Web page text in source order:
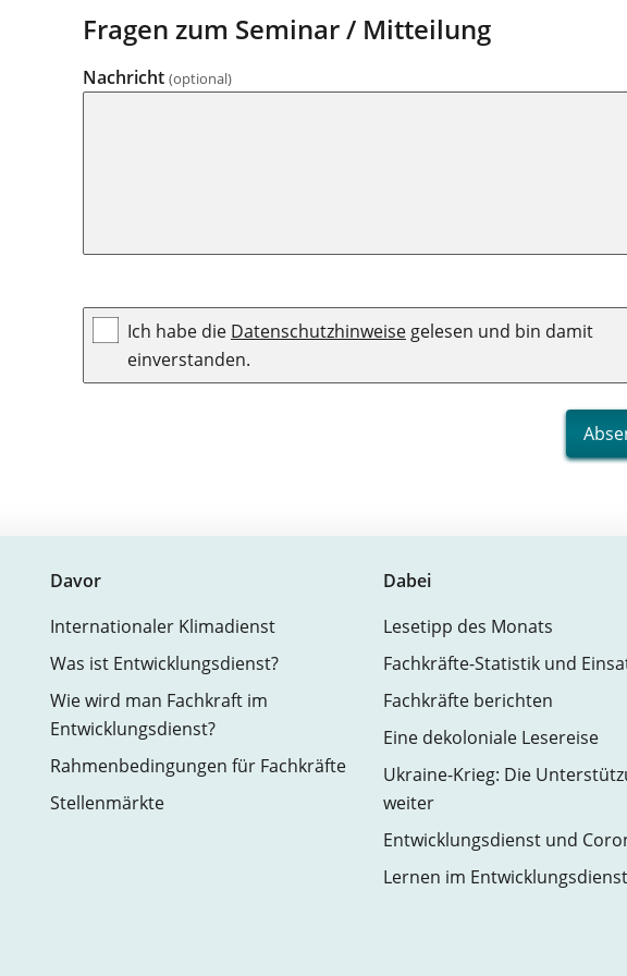
Fragen zum Seminar / Mitteilung
Nachricht (optional)
Ich habe die Datenschutzhinweise gelesen und bin damit
einverstanden.
Davor
Internationaler Klimadienst
Was ist Entwicklungsdienst?
Wie wird man Fachkraft im
Entwicklungsdienst?
Rahmenbedingungen für Fachkräfte
Stellenmärkte
Dabei
Lesetipp des Monats
Fachkräfte-Statistik und
Fachkräfte berichten
Eine dekoloniale Lesereise
Ukraine-Krieg: Die
weiter
Entwicklungsdienst und
Lernen im Entwicklungsdienst